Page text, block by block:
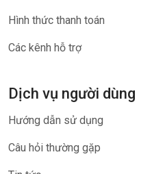
Hình thức thanh toán
Các kênh hỗ trợ
Dịch vụ người dùng
Hướng dẫn sử dụng
Câu hỏi thường gặp